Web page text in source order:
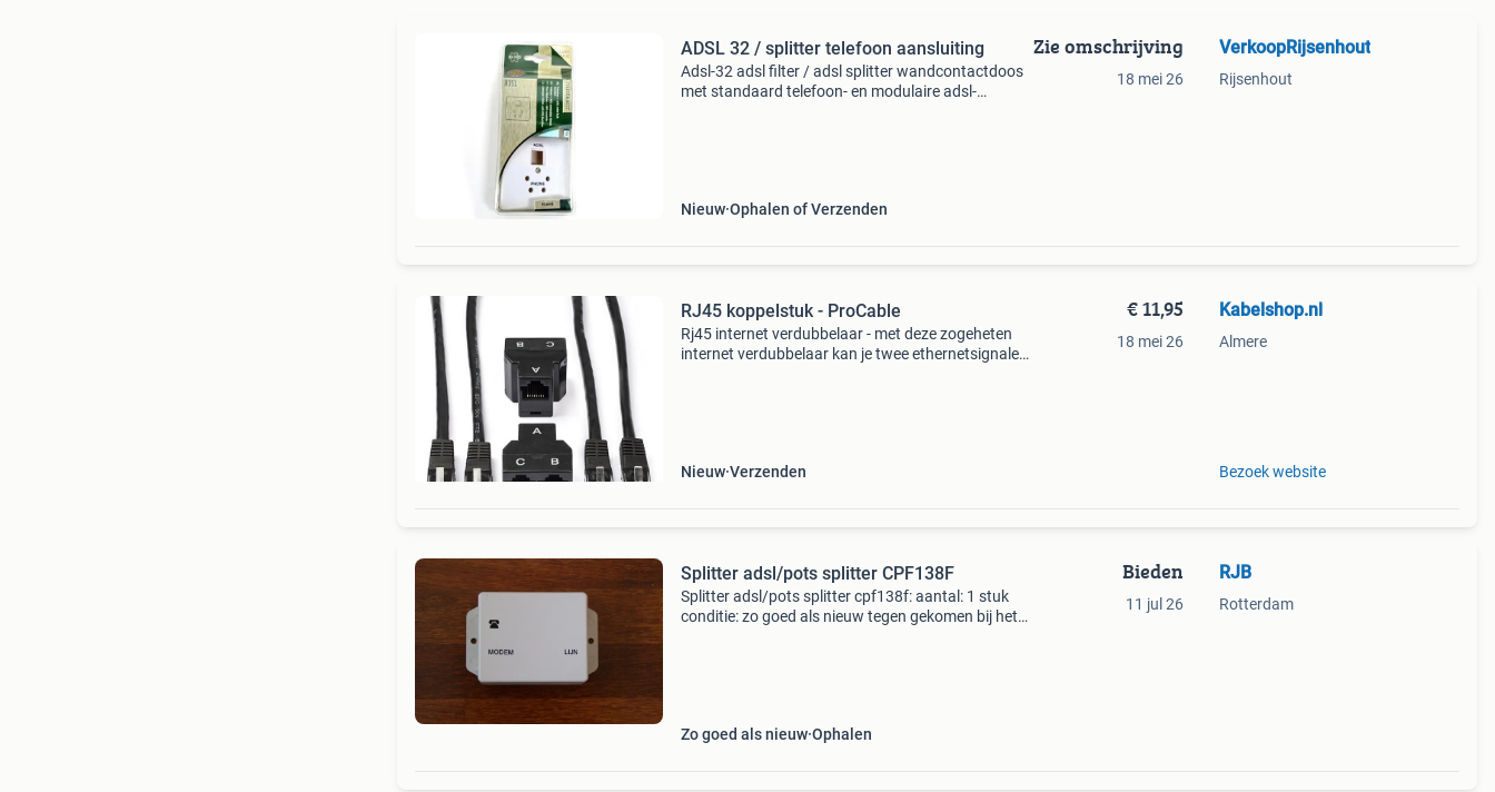
ADSL 32 / splitter telefoon aansluiting
Adsl-32 adsl filter / adsl splitter wandcontactdoos
met standaard telefoon- en modulaire adsl-
Nieuw Ophalen of Verzenden
Zie omschrijving
18 mei 26
VerkoopRijsenhout
Rijsenhout
RJ45 koppelstuk - ProCable
Rj45 internet verdubbelaar - met deze zogeheten
internet verdubbelaar kan je twee ethernetsignalen
Nieuw Verzenden
€ 11,95
18 mei 26
Kabelshop.nl
Almere
Bezoek website
Splitter adsl/pots splitter CPF138F
Splitter adsl/pots splitter cpf138f: aantal: 1 stuk
conditie: zo goed als nieuw tegen gekomen bij het
Zo goed als nieuw Ophalen
Bieden
11 jul 26
RJB
Rotterdam